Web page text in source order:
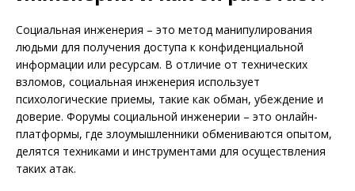
Социальная инженерия – это метод манипулирования
людьми для получения доступа к конфиденциальной
информации или ресурсам. В отличие от технических
взломов, социальная инженерия использует
психологические приемы, такие как обман, убеждение и
доверие. Форумы социальной инженерии – это онлайн-
платформы, где злоумышленники обмениваются опытом,
делятся техниками и инструментами для осуществления
таких атак.